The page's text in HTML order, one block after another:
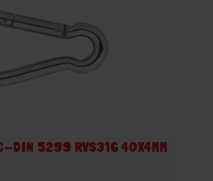
DIN 5299 RVS316 40X4MM